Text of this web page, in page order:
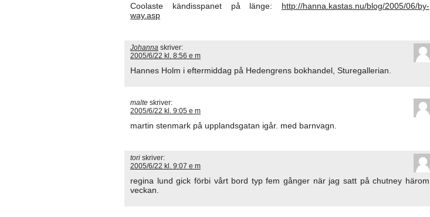
Coolaste kändisspanet på länge: http://hanna.kastas.nu/blog/2005/06/by-
way.asp
Johanna skriver:
2005/6/22 kl. 8:56 e m
Hannes Holm i eftermiddag på Hedengrens bokhandel, Sturegallerian.
malte skriver:
2005/6/22 kl. 9:05 e m
martin stenmark på upplandsgatan igår. med barnvagn.
tori skriver:
2005/6/22 kl. 9:07 e m
regina lund gick förbi vårt bord typ fem gånger när jag satt på chutney härom
veckan.